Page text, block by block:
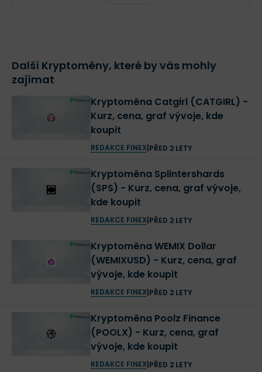
Další Kryptoměny, které by vás mohly
zajímat
Kryptoměna Catgirl (CATGIRL) -
Kurz, cena, graf vývoje, kde
koupit
REDAKCE FINEX| PŘED 2 LETY
Kryptoměna Splintershards
(SPS) - Kurz, cena, graf vývoje,
kde koupit
REDAKCE FINEX| PŘED 2 LETY
Kryptoměna WEMIX Dollar
(WEMIXUSD) - Kurz, cena, graf
vývoje, kde koupit
REDAKCE FINEX| PŘED 2 LETY
Kryptoměna Poolz Finance
(POOLX) - Kurz, cena, graf
vývoje, kde koupit
REDAKCE FINEX| PŘED 2 LETY